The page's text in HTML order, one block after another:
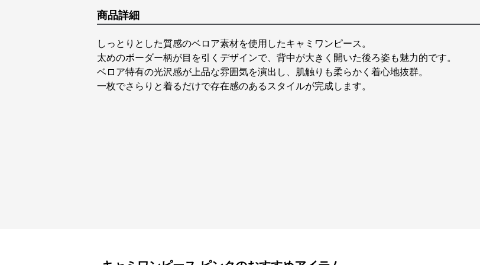
商品詳細
しっとりとした質感のベロア素材を使用したキャミワンピース。
太めのボーダー柄が目を引くデザインで、背中が大きく開いた後ろ姿も魅力的です。
ベロア特有の光沢感が上品な雰囲気を演出し、肌触りも柔らかく着心地抜群。
一枚でさらりと着るだけで存在感のあるスタイルが完成します。